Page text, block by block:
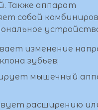
Также аппарат
собой
изменение
зубьев;
мышечный
расширению